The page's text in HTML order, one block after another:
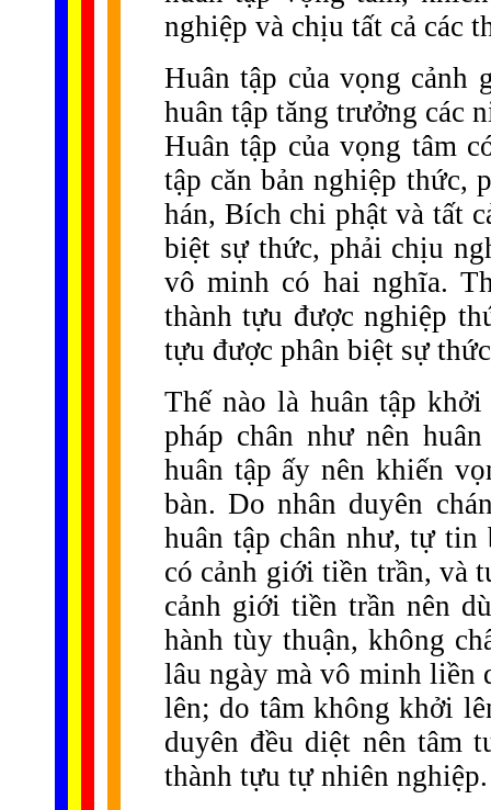
nghiệp và chịu tất cả các
Huân tập của vọng cảnh
huân tập tăng trưởng các
Huân tập của vọng tâm
tập căn bản nghiệp thức,
hán, Bích chi phật và tất
biệt sự thức, phải chịu
vô minh có hai nghĩa.
thành tựu được nghiệp
tựu được phân biệt sự
Thế nào là huân tập
pháp chân như nên
huân tập ấy nên khiến
bàn. Do nhân duyên
huân tập chân như, tự
có cảnh giới tiền trần, và
cảnh giới tiền trần nên
hành tùy thuận, không
lâu ngày mà vô minh liền
lên; do tâm không khởi
duyên đều diệt nên tâm
thành tựu tự nhiên nghiệp.